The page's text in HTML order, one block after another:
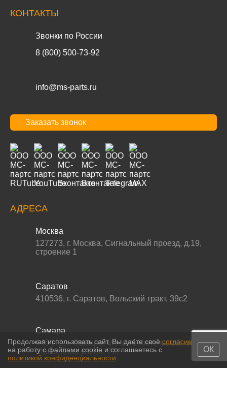
КОНТАКТЫ
Звонки по России
8 (800) 500-73-92
info@ms-parts.ru
Заказать звонок
АДРЕСА
Москва
127273, г. Москва, Сигнальный проезд, д.19,
строение 1
Саратов
410536, г. Саратов, Вольский тракт, 39с2
Самара
446442,г. Самара,пгт Усть-Кинельский, ул.
Шоссейная улица, 77,
Продолжая использовать сайт, Вы даёте своё согласие
на работу с файлами cookie и соглашаетесь с
политикой конфиденциальности
ОК